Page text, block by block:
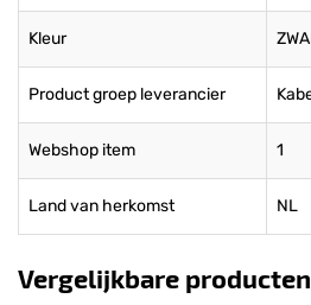
Kleur
Product groep leverancier
Webshop item 1
Land van herkomst NL
Vergelijkbare producten